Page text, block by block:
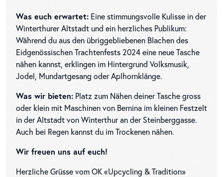
Was euch erwartet: Eine stimmungsvolle Kulisse in der
Winterthurer Altstadt und ein herzliches Publikum:
Während du aus den übriggebliebenen Blachen des
Eidgenössischen Trachtenfests 2024 eine neue Tasche
nähen kannst, erklingen im Hintergrund Volksmusik,
Jodel, Mundartgesang oder Aplhornklänge.
Was wir bieten: Platz zum Nähen deiner Tasche gross
oder klein mit Maschinen von Bernina im kleinen Festzelt
in der Altstadt von Winterthur an der Steinberggasse.
Auch bei Regen kannst du im Trockenen nähen.
Wir freuen uns auf euch!
Herzliche Grüsse vom OK «Upcycling & Tradition»